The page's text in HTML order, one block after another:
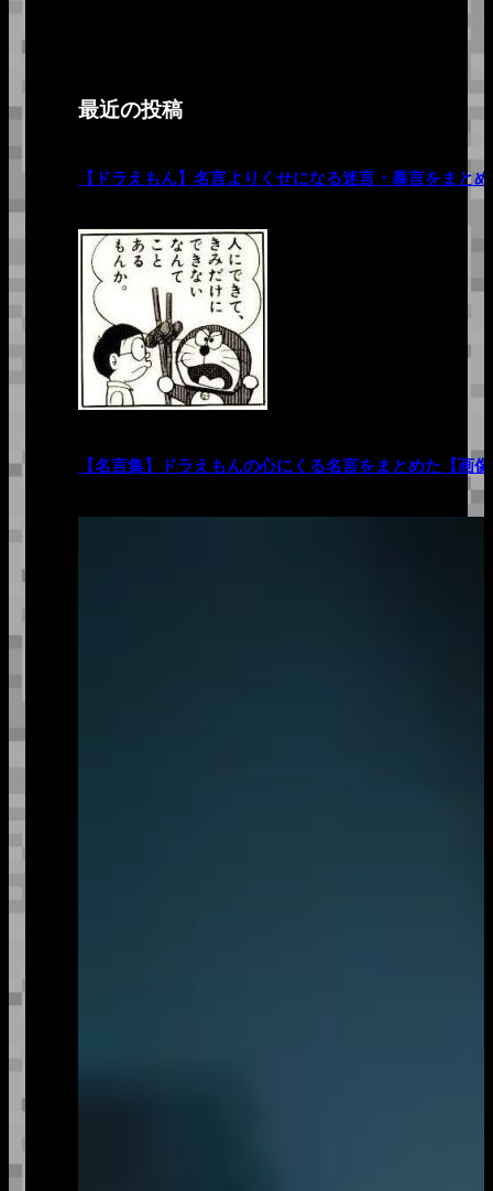
最近の投稿
【ドラえもん】名言よりくせになる迷言・暴言をまと
【名言集】ドラえもんの心にくる名言をまとめた【画